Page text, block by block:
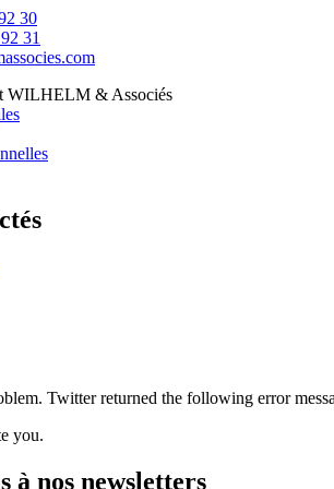
30
31
WILHELM & Associés
Twitter returned the following error
you.
à nos newsletters